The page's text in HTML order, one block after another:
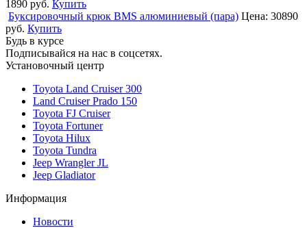
1890 руб. Купить
Буксировочный крюк BMS алюминиевый (пара) Цена: 30890
руб. Купить
Будь в курсе
Подписывайся на нас в соцсетях.
Установочный центр
Toyota Land Cruiser 300
Land Cruiser Prado 150
Toyota FJ Cruiser
Toyota Fortuner
Toyota Hilux
Toyota Tundra
Jeep Wrangler JL
Jeep Gladiator
Информация
Новости